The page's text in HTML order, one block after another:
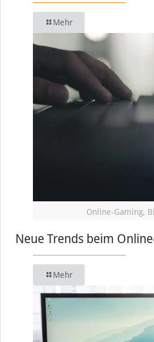
Mehr
Online-Gaming,
Neue Trends beim
Mehr